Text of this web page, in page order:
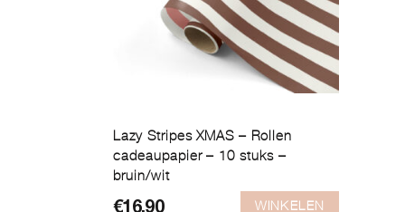
Lazy Stripes XMAS – Rollen
cadeaupapier – 10 stuks –
bruin/wit
WINKELEN